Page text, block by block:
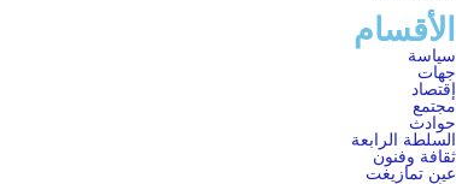
الأقسام
سياسة
جهات
إقتصاد
مجتمع
حوادث
السلطة الرابعة
ثقافة وفنون
عين تمازيغت